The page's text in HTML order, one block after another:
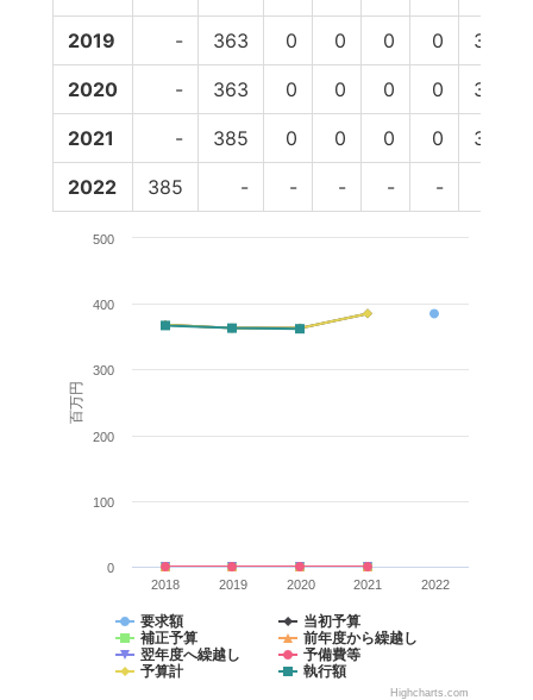
2019 - 363 0 0 0 0 363
2020 - 363 0 0 0 0 363
2021 - 385 0 0 0 0 385
2022 385 - - - - -
百万円
要求額
当初予算
補正予算
前年度から繰越し
翌年度へ繰越し
予備費等
予算計
執行額
2018 2019 2020 2021 2022
0
100
200
300
400
500
Highcharts.com